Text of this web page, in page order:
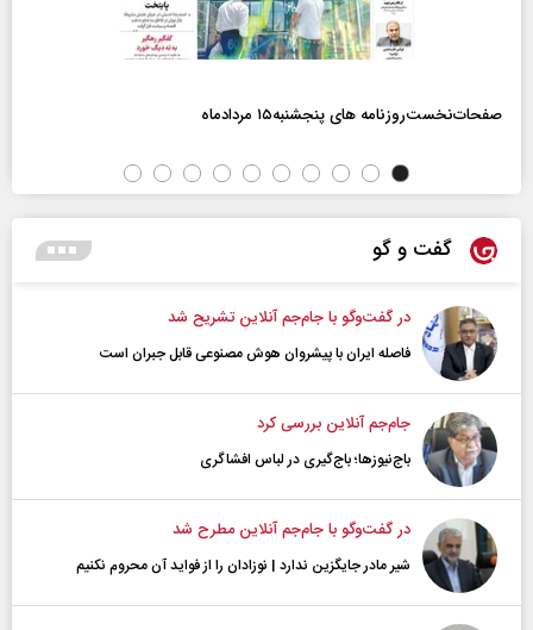
صفحات‌نخست‌روزنامه ها‌ی پنجشنبه‌۱۵ مردادماه
گفت و گو
در گفت‌و‌گو با جام‌جم آنلاین تشریح شد
فاصله ایران با پیشرو‌ان هوش مصنوعی قابل جبران است
جام‌جم آنلاین بررسی کرد
باج‌نیوزها؛ باج‌گیری در لباس افشاگری
در گفت‌و‌گو با جام‌جم آنلاین مطرح شد
شیر مادر جایگزین ندارد | نوزادان را از فواید آن محروم نکنیم